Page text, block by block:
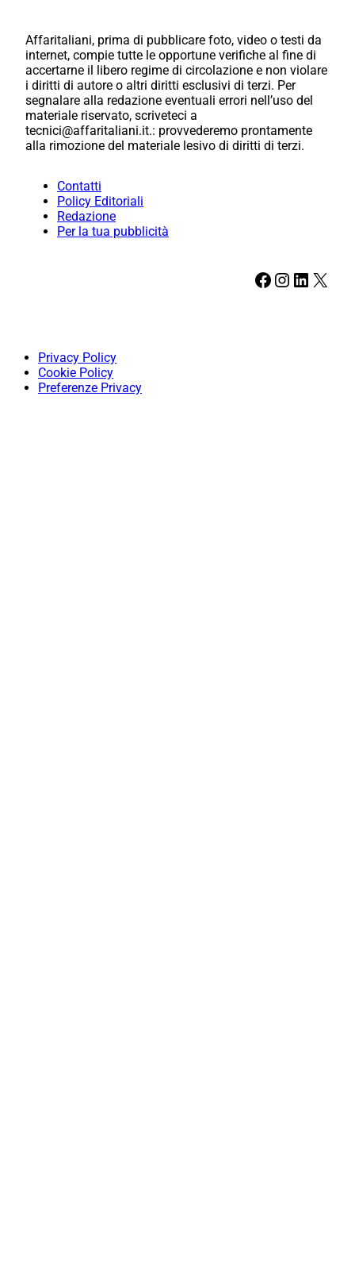
Affaritaliani, prima di pubblicare foto, video o testi da
internet, compie tutte le opportune verifiche al fine di
accertarne il libero regime di circolazione e non violare
i diritti di autore o altri diritti esclusivi di terzi. Per
segnalare alla redazione eventuali errori nell’uso del
materiale riservato, scriveteci a
tecnici@affaritaliani.it.: provvederemo prontamente
alla rimozione del materiale lesivo di diritti di terzi.
Contatti
Policy Editoriali
Redazione
Per la tua pubblicità
Facebook Instagram LinkedIn X
Privacy Policy
Cookie Policy
Preferenze Privacy